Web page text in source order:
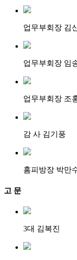
업무부회장 김
업무부회장 임
업무부회장 조
감 사 김기풍
홈피방장 박만
고 문
3대 김복진